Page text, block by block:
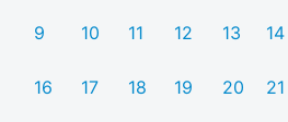
9 10 11 12 13 14
16 17 18 19 20 21